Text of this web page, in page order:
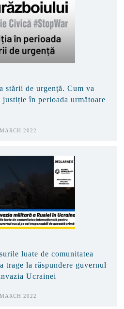
stării de urgenţă. Cum va
în perioada următoare
2022
luate de comunitatea
trage la răspundere guvernul
Ucrainei
2022